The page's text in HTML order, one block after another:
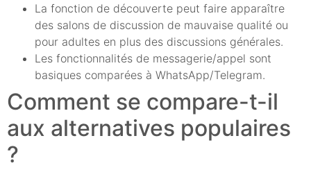
La fonction de découverte peut faire apparaître
des salons de discussion de mauvaise qualité ou
pour adultes en plus des discussions générales.
Les fonctionnalités de messagerie/appel sont
basiques comparées à WhatsApp/Telegram.
Comment se compare-t-il
aux alternatives populaires
?